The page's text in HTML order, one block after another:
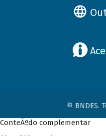
© BNDES.
ConteÃºdo complementar